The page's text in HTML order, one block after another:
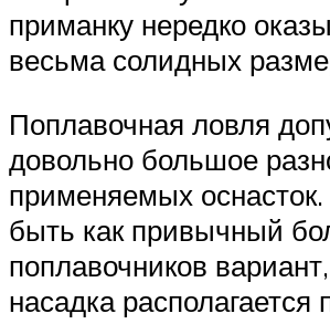
приманку нередко
весьма солидных
Поплавочная ловля
довольно большое
применяемых
быть как привычный
поплавочников
насадка располагается